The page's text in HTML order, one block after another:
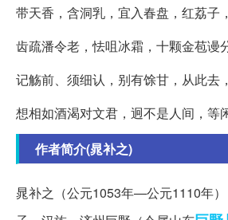
带天香，含洞乳，宜入春盘，红荔子
齿疏潘令老，怯咀冰霜，十颗金苞谩
记觞前、须细认，别有馀甘，从此去
想相如酒渴对文君，迥不是人间，等
作者简介(晁补之)
晁补之（公元1053年—公元1110年